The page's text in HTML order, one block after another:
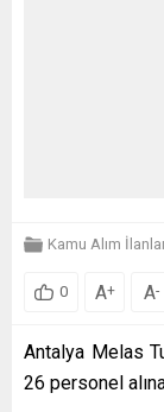
Kamu Alım
0 A+ A-
Antalya Melas
26 personel